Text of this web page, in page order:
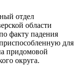
отдел
области
факту падения
для
придомовой
округа.